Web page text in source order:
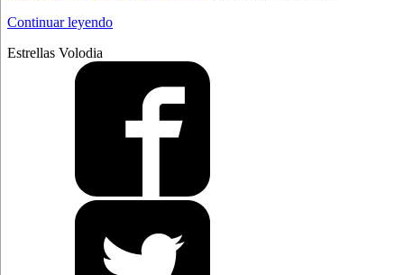
Continuar leyendo“Perseidas
Estrellas Volodia